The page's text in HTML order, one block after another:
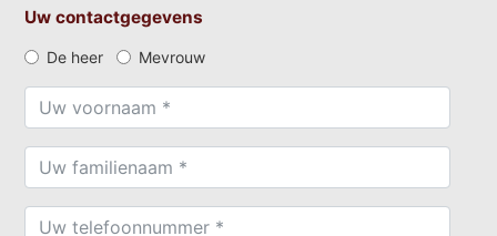
Uw contactgegevens
De heer Mevrouw